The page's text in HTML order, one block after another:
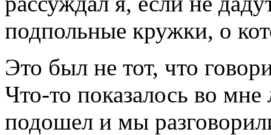
подпольные кружки, о
Это был не тот, что
Что-то показалось во
подошел и мы